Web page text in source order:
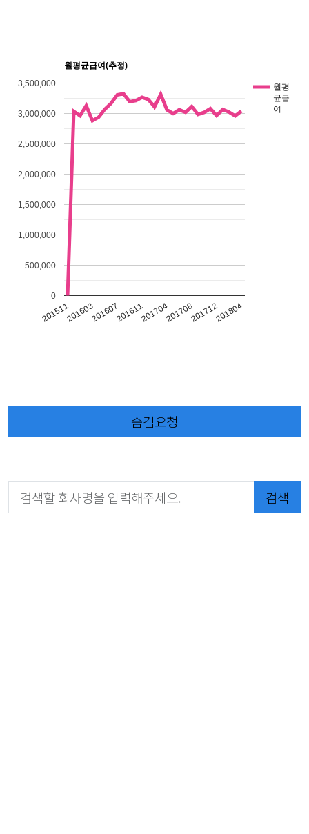
월평균급여(추정)
월평
균급
여
201511201603201607201611201704201708201712201804
0
500,000
1,000,000
1,500,000
2,000,000
2,500,000
3,000,000
3,500,000
숨김요청
검색